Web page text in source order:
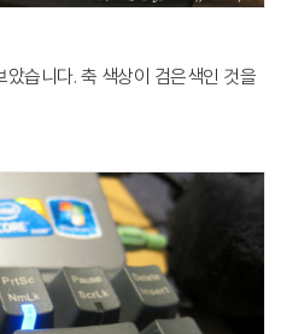
습니다. 축 색상이 검은색인 것을